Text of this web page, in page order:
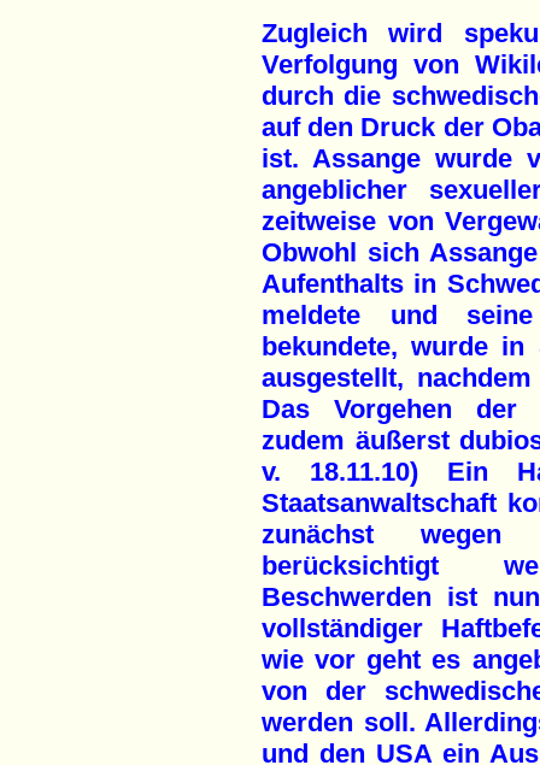
Zugleich wird
Verfolgung von
durch die
auf den Druck der
ist. Assange wurde
angeblicher
zeitweise von
Obwohl sich
Aufenthalts in
meldete und
bekundete, wurde
ausgestellt,
Das Vorgehen der
zudem äußerst
v. 18.11.10) Ein
Staatsanwaltschaft
zunächst wegen
berücksichtigt
Beschwerden ist
vollständiger
wie vor geht es
von der
werden soll.
und den USA ein